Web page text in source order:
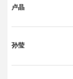
卢晶
孙莹